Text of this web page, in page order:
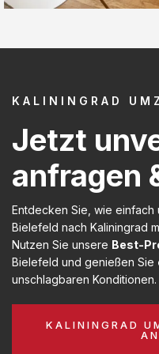
KALININGRAD
Jetzt
anfragen
Entdecken Sie, wie einfach
Bielefeld nach Kaliningrad
Nutzen Sie unsere Best-
Bielefeld und genießen Sie
unschlagbaren Konditionen.
KALININGRAD